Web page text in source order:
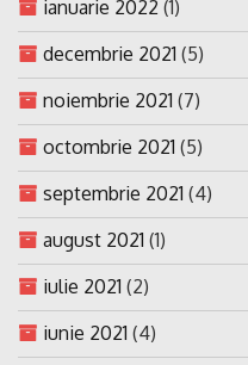
ianuarie 2022 (1)
decembrie 2021 (5)
noiembrie 2021 (7)
octombrie 2021 (5)
septembrie 2021 (4)
august 2021 (1)
iulie 2021 (2)
iunie 2021 (4)